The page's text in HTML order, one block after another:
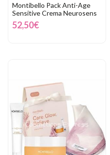
Montibello Pack Anti-Age
Sensitive Crema Neurosens
52,50€